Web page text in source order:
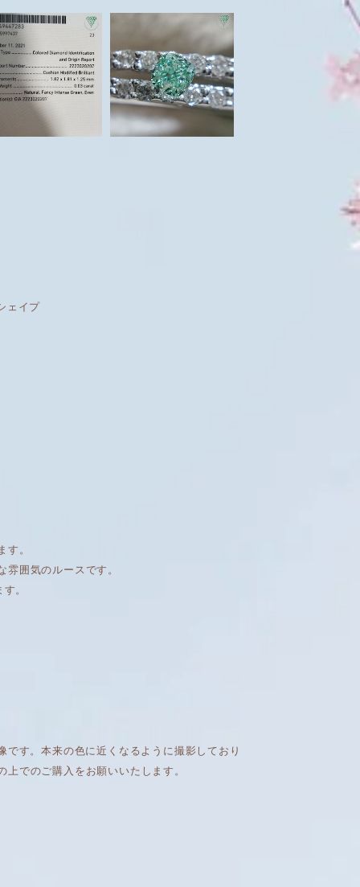
ェイプ
。
囲気のルースです。
。
す。本来の色に近くなるように撮影しており
でのご購入をお願いいたします。